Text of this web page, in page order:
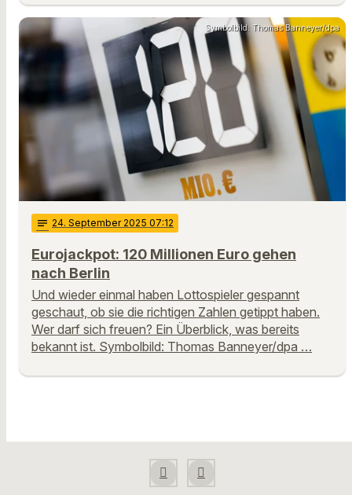
Symbolbild: Thomas Banneyer/dpa
notes 24. September 2025 07:12
Eurojackpot: 120 Millionen Euro gehen
nach Berlin
Und wieder einmal haben Lottospieler gespannt
geschaut, ob sie die richtigen Zahlen getippt haben.
Wer darf sich freuen? Ein Überblick, was bereits
bekannt ist. Symbolbild: Thomas Banneyer/dpa …